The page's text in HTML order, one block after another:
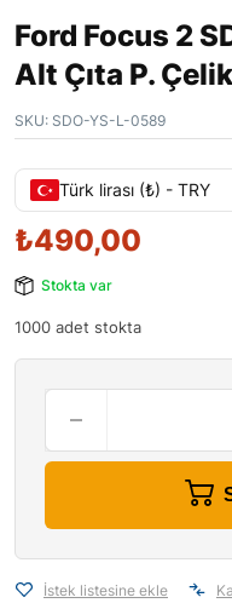
Ford Focus 2
Alt Çıta P.
SKU: SDO-YS-L-0589
Türk lirası (₺) - TRY
₺490,00
Stokta var
1000 adet stokta
İstek listesine ekle